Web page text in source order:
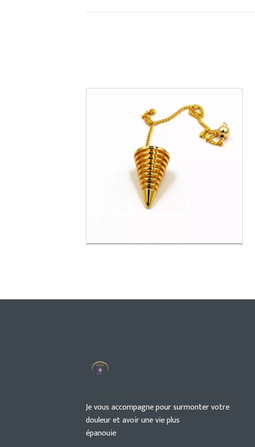
Pendule En cuivre pour Reiki
Rose ou jaune
CHF15.00
Je vous accompagne pour surmonter votre
douleur et avoir une vie plus
épanouie